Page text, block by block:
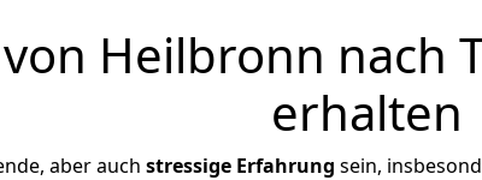
Heilbronn nach
erhalten
aber auch stressige Erfahrung sein,